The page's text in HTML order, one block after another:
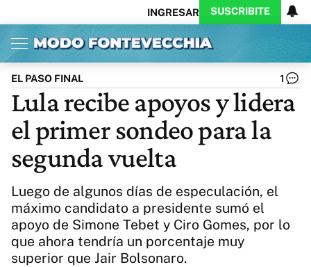
INGRESAR SUSCRIBITE
Inicio Ahora
Opinión
Política
Ciencia
Cultura
Arte
Educación
Internacional
Deportes
CARAS
Exitoina
Turismo
Videos
Córdoba
Business
Noticias
Caras
Exitoina
Gaming
Vivo
Diario del Juicio
Actualidad
EL PASO FINAL 1
Lula recibe apoyos y lidera
el primer sondeo para la
segunda vuelta
Luego de algunos días de especulación, el
máximo candidato a presidente sumó el
apoyo de Simone Tebet y Ciro Gomes, por lo
que ahora tendría un porcentaje muy
superior que Jair Bolsonaro.